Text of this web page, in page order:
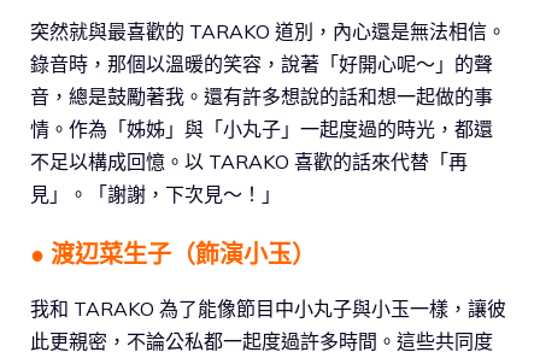
突然就與最喜歡的 TARAKO 道別，內心還是無法相信。
錄音時，那個以溫暖的笑容，說著「好開心呢～」的聲
音，總是鼓勵著我。還有許多想說的話和想一起做的事
情。作為「姊姊」與「小丸子」一起度過的時光，都還
不足以構成回憶。以 TARAKO 喜歡的話來代替「再
見」。「謝謝，下次見～！」
● 渡辺菜生子（飾演小玉）
我和 TARAKO 為了能像節目中小丸子與小玉一樣，讓彼
此更親密，不論公私都一起度過許多時間。這些共同度